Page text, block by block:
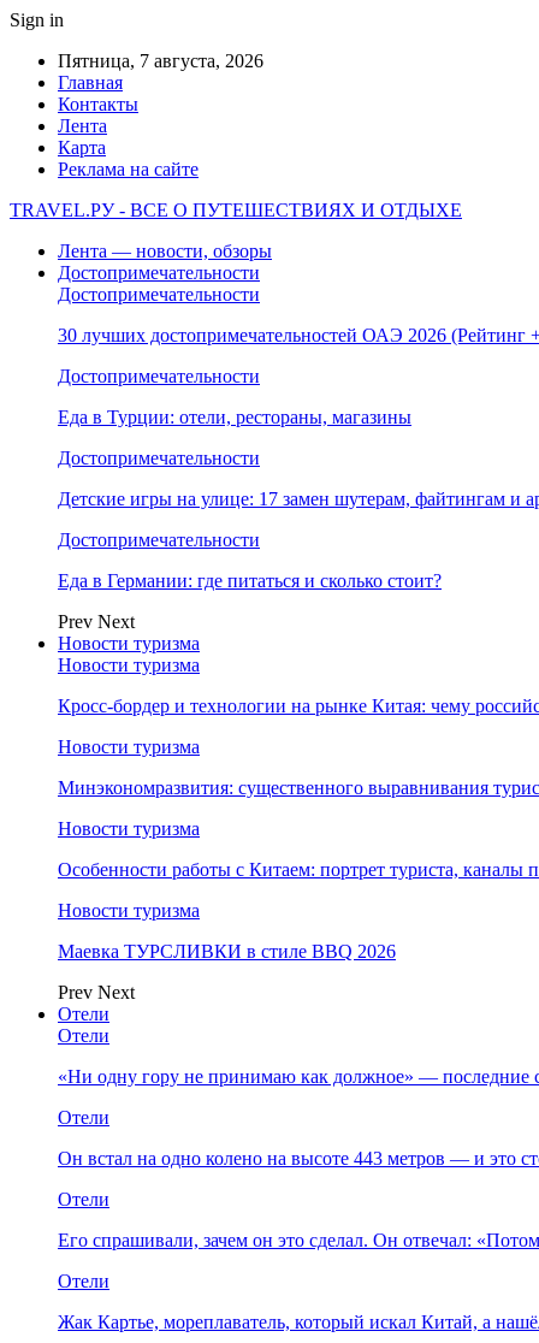
Sign in
Пятница, 7 августа, 2026
Главная
Контакты
Лента
Карта
Реклама на сайте
TRAVEL.РУ - ВСЕ О ПУТЕШЕСТВИЯХ И ОТДЫХЕ
Лента — новости, обзоры
Достопримечательности
Достопримечательности
30 лучших достопримечательностей ОАЭ 2026
Достопримечательности
Еда в Турции: отели, рестораны, магазины
Достопримечательности
Детские игры на улице: 17 замен шутерам, файтингам и
Достопримечательности
Еда в Германии: где питаться и сколько стоит?
Prev Next
Новости туризма
Новости туризма
Кросс-бордер и технологии на рынке Китая: чему
Новости туризма
Минэкономразвития: существенного выравнивания
Новости туризма
Особенности работы с Китаем: портрет туриста, каналы
Новости туризма
Маевка ТУРСЛИВКИ в стиле BBQ 2026
Prev Next
Отели
Отели
«Ни одну гору не принимаю как должное» — последние
Отели
Он встал на одно колено на высоте 443 метров — и это
Отели
Его спрашивали, зачем он это сделал. Он отвечал:
Отели
Жак Картье, мореплаватель, который искал Китай, а